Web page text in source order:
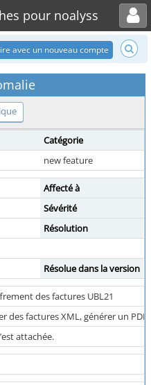
pour noalyss
Toggle user menu
avec un nouveau compte
Catégorie
new feature
Affecté à
Sévérité
Résolution
Résolue dans la version
des factures UBL21
des factures XML, générer un
attachée.